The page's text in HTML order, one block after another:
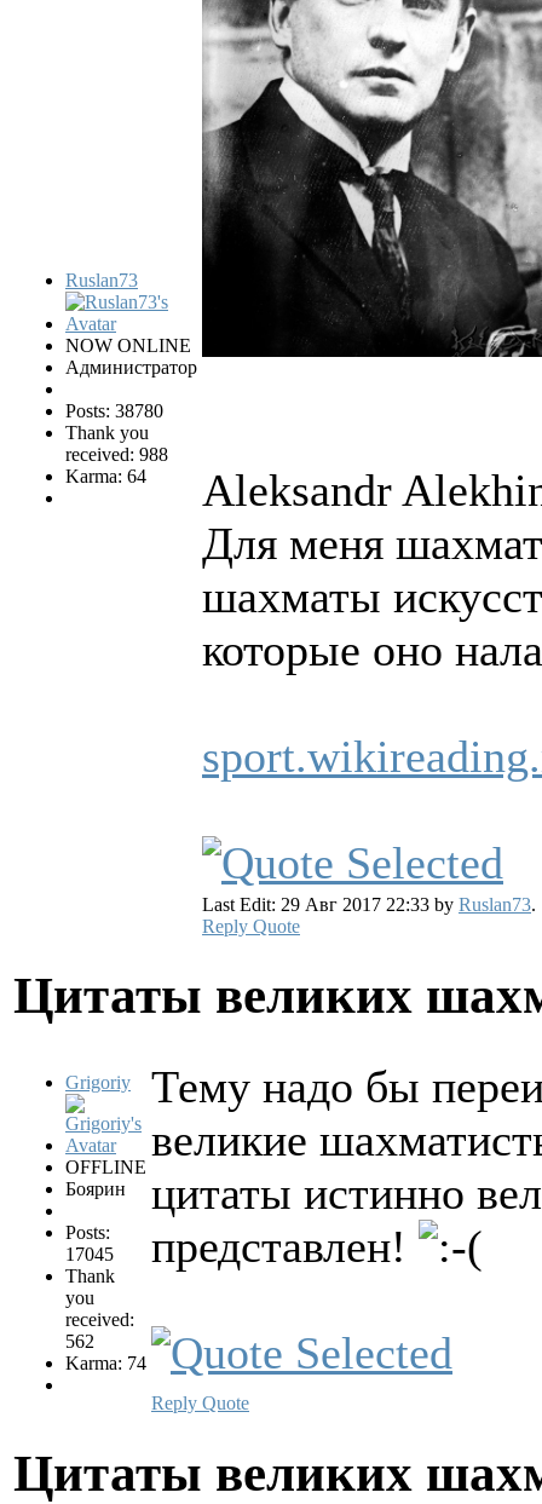
Ruslan73
NOW ONLINE
Администратор
Posts: 38780
Thank you
received: 988
Karma: 64
Aleksandr
Для меня
шахматы
которые оно
Last Edit: 29 Авг 2017 22:33 by Ruslan73.
Reply Quote
Цитаты великих
Grigoriy
OFFLINE
Боярин
Posts:
17045
Thank
you
received:
562
Karma: 74
Тему надо бы
великие
цитаты истинно
представлен!
Reply Quote
Цитаты великих